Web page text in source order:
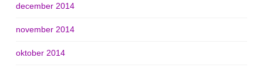
december 2014
november 2014
oktober 2014